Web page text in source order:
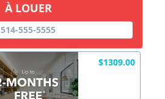
À LOUER
514-555-5555
$1309.00
X Fermer Envoyez